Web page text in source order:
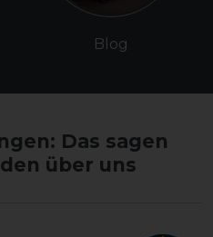
Blog
Das sagen
über uns